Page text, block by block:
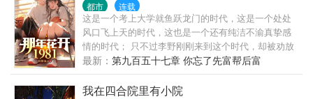
都市 连载
这是一个考上大学就鱼跃龙门的时代，这是一个处处
风口飞上天的时代，这也是一个还有纯洁不渝真挚感
情的时代； 只不过李野刚刚来到这个时代，却被劝放
弃高考进厂打螺丝； “反正你也考不上，就死了这条心
吧！” “我堂堂二本冲刺型选手会考不上？那岂不是辜
负了那么多年体育老师的教导？”
最新： 第九百五十七章 你忘了先富帮后富
我在四合院里有小院